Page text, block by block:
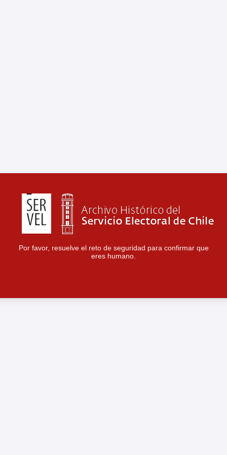
Por favor, resuelve el reto de seguridad para confirmar que
eres humano.